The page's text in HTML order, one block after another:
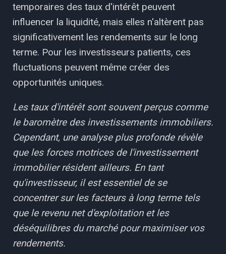
temporaires des taux d'intérêt peuvent
influencer la liquidité, mais elles n'altèrent pas
significativement les rendements sur le long
terme. Pour les investisseurs patients, ces
fluctuations peuvent même créer des
opportunités uniques.
Les taux d'intérêt sont souvent perçus comme
le baromètre des investissements immobiliers.
Cependant, une analyse plus profonde révèle
que les forces motrices de l'investissement
immobilier résident ailleurs. En tant
qu'investisseur, il est essentiel de se
concentrer sur les facteurs à long terme tels
que le revenu net d'exploitation et les
déséquilibres du marché pour maximiser vos
rendements.